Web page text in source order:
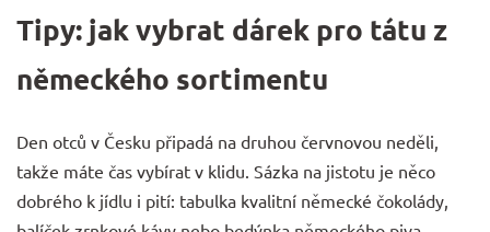
Tipy: jak vybrat dárek pro tátu z
německého sortimentu
Den otců v Česku připadá na druhou červnovou neděli,
takže máte čas vybírat v klidu. Sázka na jistotu je něco
dobrého k jídlu i pití: tabulka kvalitní německé čokolády